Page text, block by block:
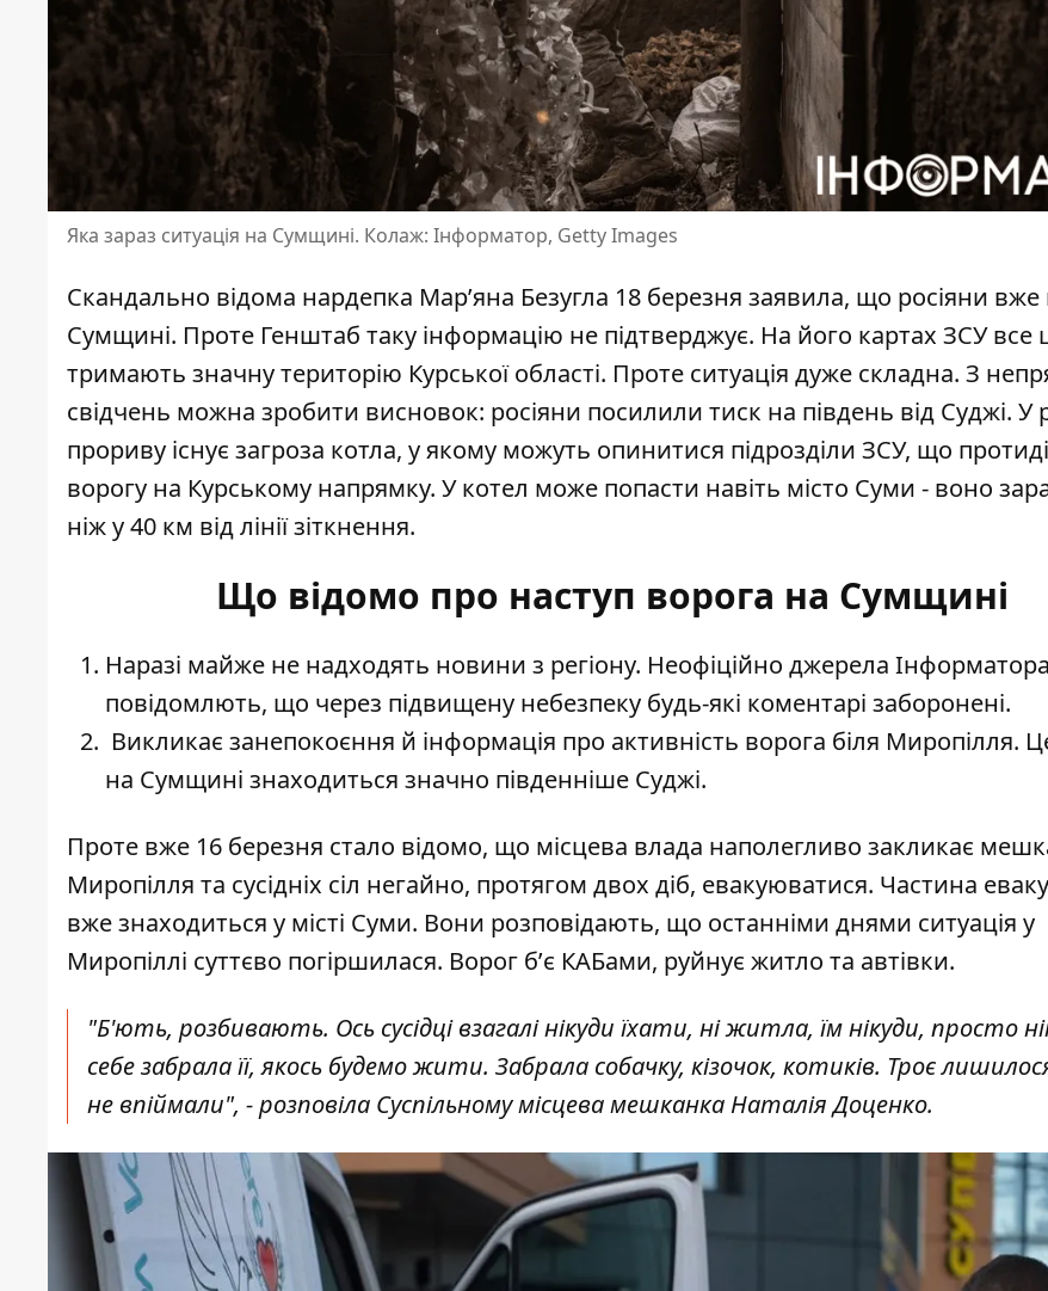
Яка зараз ситуація на Сумщині. Колаж: Інформатор, Getty Images
Скандально відома нардепка Марʼяна Безугла 18 березня заявила, що росіяни вже
Сумщині. Проте Генштаб таку інформацію не підтверджує. На його картах ЗСУ все
тримають значну територію Курської області. Проте ситуація дуже складна. З
свідчень можна зробити висновок: росіяни посилили тиск на південь від Суджі. У
прориву існує загроза котла, у якому можуть опинитися підрозділи ЗСУ, що
ворогу на Курському напрямку. У котел може попасти навіть місто Суми - воно
ніж у 40 км від лінії зіткнення.
Що відомо про наступ ворога на Сумщині
Наразі майже не надходять новини з регіону. Неофіційно джерела
повідомлють, що через підвищену небезпеку будь-які коментарі заборонені.
Викликає занепокоєння й інформація про активність ворога біля Миропілля.
на Сумщині знаходиться значно південніше Суджі.
Проте вже 16 березня стало відомо, що місцева влада наполегливо закликає
Миропілля та сусідніх сіл негайно, протягом двох діб, евакуюватися. Частина
вже знаходиться у місті Суми. Вони розповідають, що останніми днями ситуація у
Миропіллі суттєво погіршилася. Ворог бʼє КАБами, руйнує житло та автівки.
"Б'ють, розбивають. Ось сусідці взагалі нікуди їхати, ні житла, їм нікуди, просто
себе забрала її, якось будемо жити. Забрала собачку, кізочок, котиків. Троє
не впіймали", - розповіла Суспільному місцева мешканка Наталія Доценко.